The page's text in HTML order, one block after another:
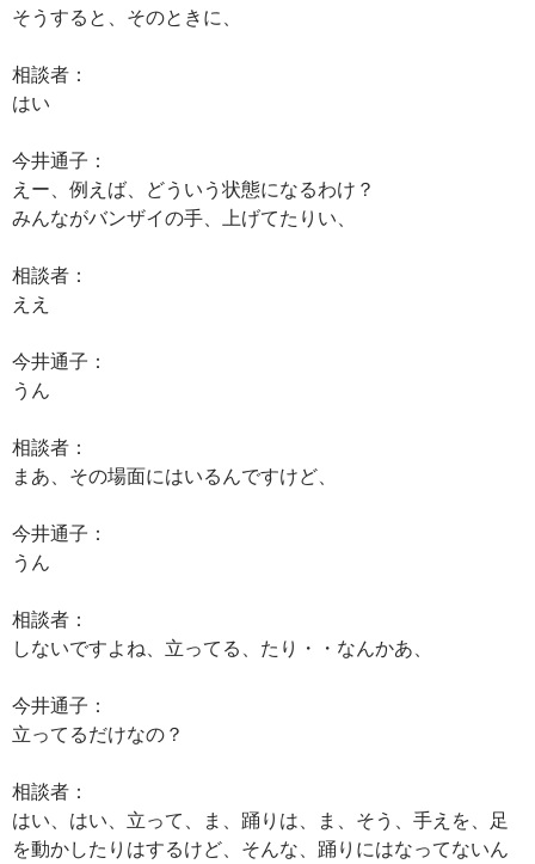
そうすると、そのときに、
相談者：
はい
今井通子：
えー、例えば、どういう状態になるわけ？
みんながバンザイの手、上げてたりい、
相談者：
ええ
今井通子：
うん
相談者：
まあ、その場面にはいるんですけど、
今井通子：
うん
相談者：
しないですよね、立ってる、たり・・なんかあ、
今井通子：
立ってるだけなの？
相談者：
はい、はい、立って、ま、踊りは、ま、そう、手えを、足
を動かしたりはするけど、そんな、踊りにはなってないん